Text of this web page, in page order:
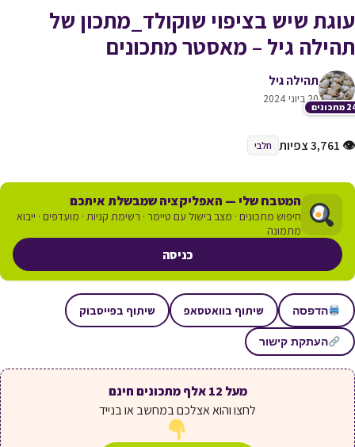
עוגת שיש בציפוי שוקולד_מתכון של
תהילה גיל – מאסטר מתכונים
תהילה גיל
20 ביוני 2024
👁 3,761 צפיות חלבי
המטבח שלי — האפליקציה שמבשלת איתכם
חיפוש מתכונים · מצב בישול עם טיימר · רשימת קניות · מועדפים · ייבוא
מתמונה
כניסה
הדפסה שיתוף בוואטסאפ שיתוף בפייסבוק
העתקת קישור
מעל 12 אלף מתכונים חינם
לחצו והוא אצלכם במחשב או בנייד